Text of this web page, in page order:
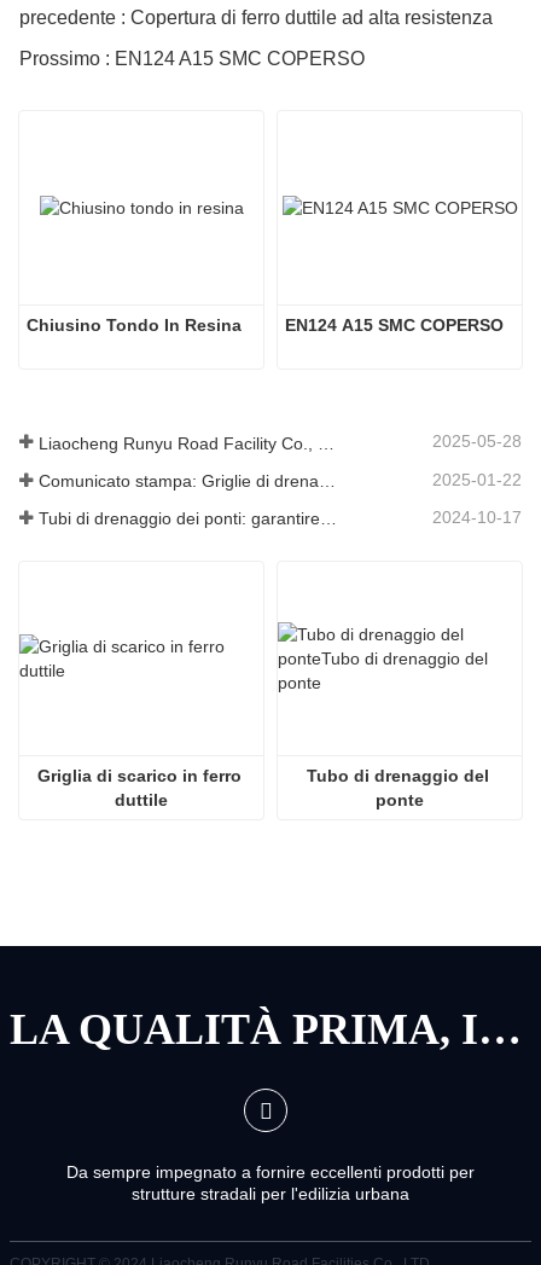
precedente : Copertura di ferro duttile ad alta resistenza
Prossimo : EN124 A15 SMC COPERSO
Chiusino Tondo In Resina EN124 A15 SMC COPERSO
2025-05-28
2025-01-22
Tubi di drenaggio dei ponti: garantire una gestione efficiente dell'acqua nelle infrastrutture moderne 2024-10-17
Griglia di scarico in ferro
duttile
Tubo di drenaggio del
ponte
LA QUALITÀ PRIMA, IL SERVIZIO PRIMA
Da sempre impegnato a fornire eccellenti prodotti per
strutture stradali per l'edilizia urbana